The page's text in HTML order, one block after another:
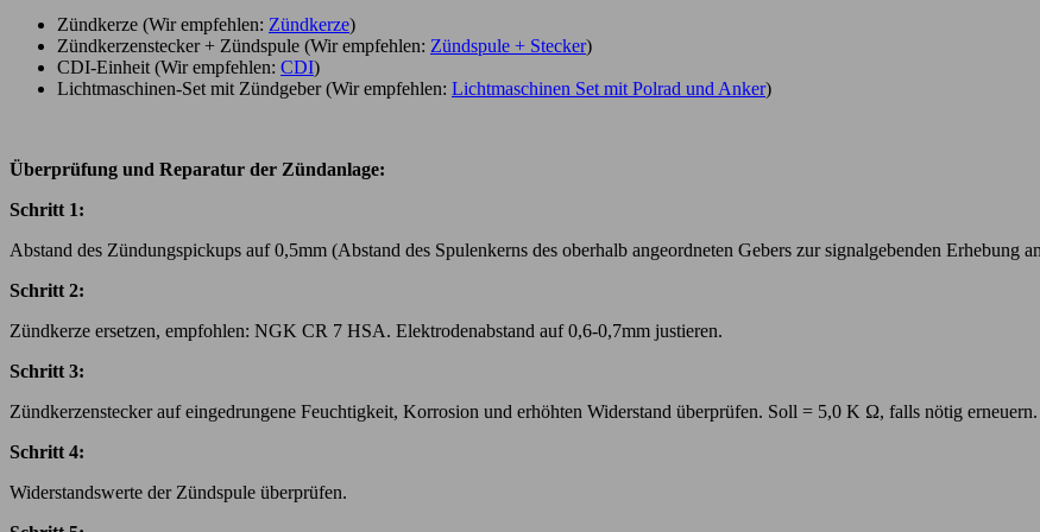
Zündkerze (Wir empfehlen: Zündkerze)
Zündkerzenstecker + Zündspule (Wir empfehlen: Zündspule + Stecker)
CDI-Einheit (Wir empfehlen: CDI)
Lichtmaschinen-Set mit Zündgeber (Wir empfehlen: Lichtmaschinen Set mit Polrad und Anker)
Überprüfung und Reparatur der Zündanlage:
Schritt 1:
Abstand des Zündungspickups auf 0,5mm (Abstand des Spulenkerns des oberhalb angeordneten Gebers zur signalgebenden Erhebung
Schritt 2:
Zündkerze ersetzen, empfohlen: NGK CR 7 HSA. Elektrodenabstand auf 0,6-0,7mm justieren.
Schritt 3:
Zündkerzenstecker auf eingedrungene Feuchtigkeit, Korrosion und erhöhten Widerstand überprüfen. Soll = 5,0 K Ω, falls nötig erneuern.
Schritt 4:
Widerstandswerte der Zündspule überprüfen.